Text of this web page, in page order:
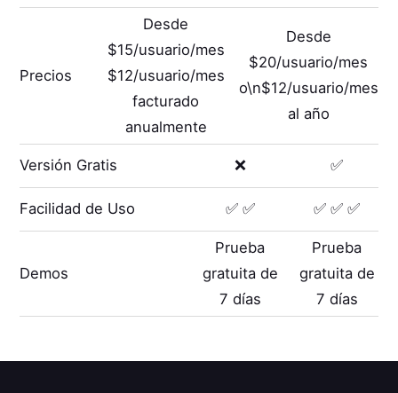
Precios
Desde
$15/usuario/mes
$12/usuario/mes
facturado
anualmente
Desde
$20/usuario/mes
o\n$12/usuario/mes
al año
Versión Gratis ❌ ✅
Facilidad de Uso ✅ ✅ ✅ ✅ ✅
Demos
Prueba
gratuita de
7 días
Prueba
gratuita de
7 días